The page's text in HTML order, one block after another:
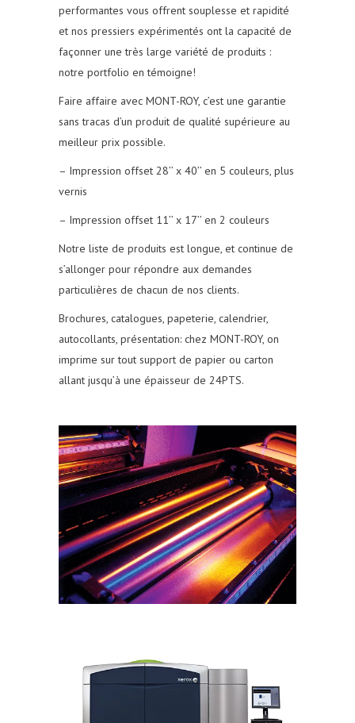
performantes vous offrent souplesse et rapidité
et nos pressiers expérimentés ont la capacité de
façonner une très large variété de produits :
notre portfolio en témoigne!
Faire affaire avec MONT-ROY, c’est une garantie
sans tracas d’un produit de qualité supérieure au
meilleur prix possible.
– Impression offset 28’’ x 40’’ en 5 couleurs, plus
vernis
– Impression offset 11’’ x 17’’ en 2 couleurs
Notre liste de produits est longue, et continue de
s’allonger pour répondre aux demandes
particulières de chacun de nos clients.
Brochures, catalogues, papeterie, calendrier,
autocollants, présentation: chez MONT-ROY, on
imprime sur tout support de papier ou carton
allant jusqu’à une épaisseur de 24PTS.